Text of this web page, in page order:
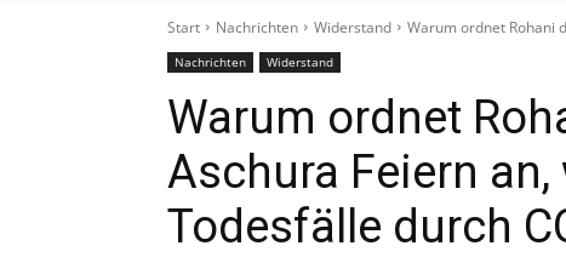
Start Nachrichten Widerstand Warum ordnet Rohani
Nachrichten Widerstand
Warum ordnet
Aschura Feiern
Todesfälle durch